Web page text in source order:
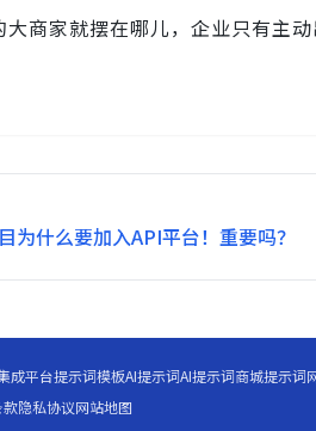
大商家就摆在哪儿，企业只有主
为什么要加入API平台！重要吗？
成平台提示词模板AI提示词AI提示词商城提示词
款隐私协议网站地图